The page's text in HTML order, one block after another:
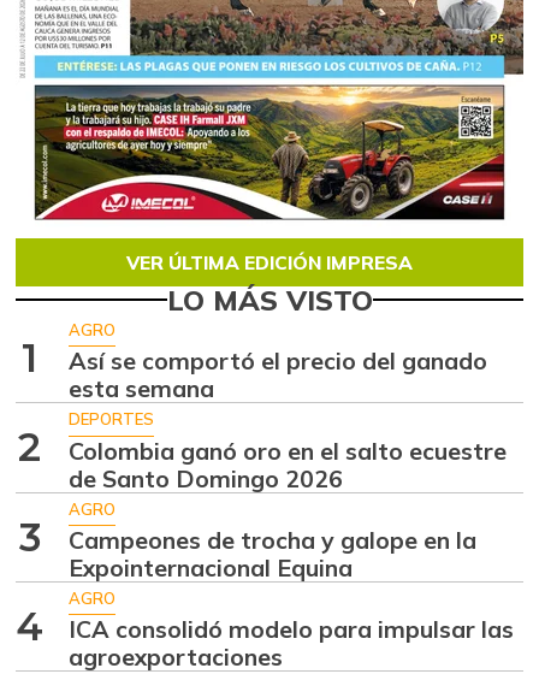
VER ÚLTIMA EDICIÓN IMPRESA
LO MÁS VISTO
1
AGRO
Así se comportó el precio del ganado
esta semana
2
DEPORTES
Colombia ganó oro en el salto ecuestre
de Santo Domingo 2026
3
AGRO
Campeones de trocha y galope en la
Expointernacional Equina
4
AGRO
ICA consolidó modelo para impulsar las
agroexportaciones